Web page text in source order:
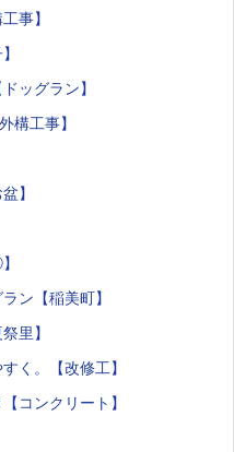
事】
ッグラン】
構工事】
】
ン【稲美町】
里】
く。【改修工】
コンクリート】